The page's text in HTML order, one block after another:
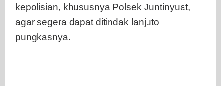
kepolisian, khususnya Polsek Juntinyuat,
agar segera dapat ditindak lanjuto
pungkasnya.